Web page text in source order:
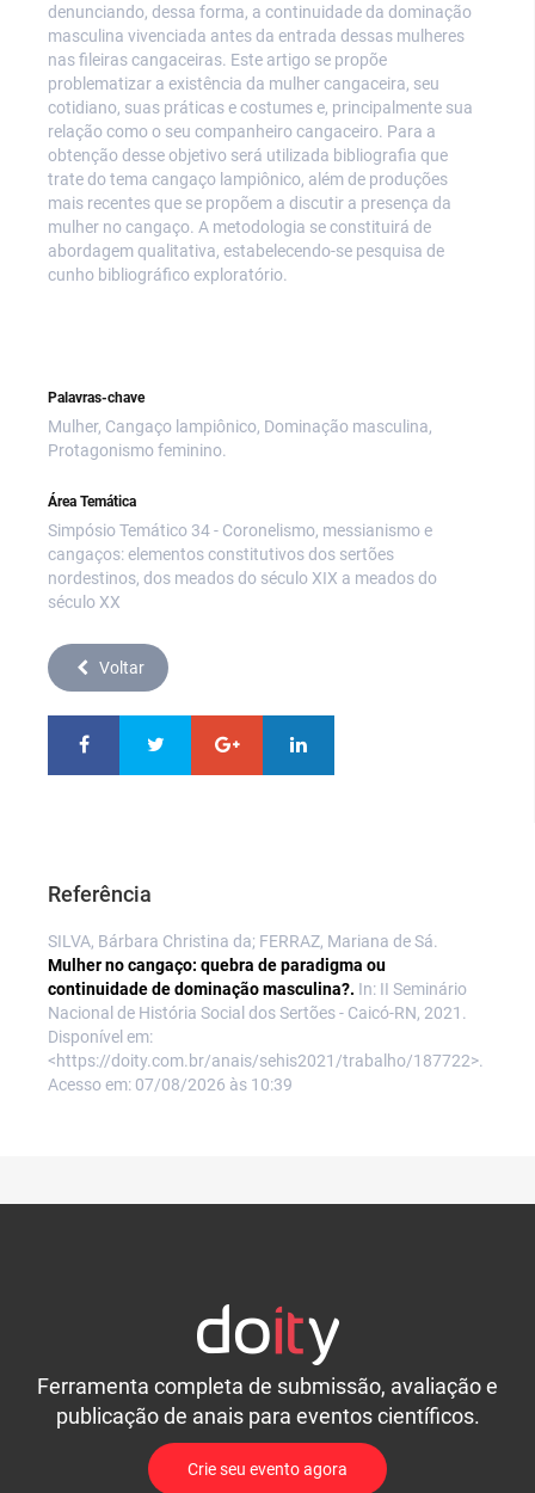
denunciando, dessa forma, a continuidade da dominação
masculina vivenciada antes da entrada dessas mulheres
nas fileiras cangaceiras. Este artigo se propõe
problematizar a existência da mulher cangaceira, seu
cotidiano, suas práticas e costumes e, principalmente sua
relação como o seu companheiro cangaceiro. Para a
obtenção desse objetivo será utilizada bibliografia que
trate do tema cangaço lampiônico, além de produções
mais recentes que se propõem a discutir a presença da
mulher no cangaço. A metodologia se constituirá de
abordagem qualitativa, estabelecendo-se pesquisa de
cunho bibliográfico exploratório.
Palavras-chave
Mulher, Cangaço lampiônico, Dominação masculina,
Protagonismo feminino.
Área Temática
Simpósio Temático 34 - Coronelismo, messianismo e
cangaços: elementos constitutivos dos sertões
nordestinos, dos meados do século XIX a meados do
século XX
Voltar
Referência
SILVA, Bárbara Christina da; FERRAZ, Mariana de Sá.
Mulher no cangaço: quebra de paradigma ou
continuidade de dominação masculina?. In: II Seminário
Nacional de História Social dos Sertões - Caicó-RN, 2021.
Disponível em:
<https://doity.com.br/anais/sehis2021/trabalho/187722>.
Acesso em: 07/08/2026 às 10:39
Ferramenta completa de submissão, avaliação e
publicação de anais para eventos científicos.
Crie seu evento agora